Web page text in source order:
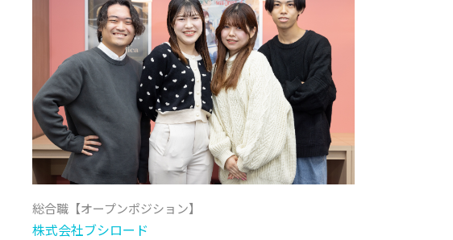
総合職【オープンポジション】
株式会社ブシロード